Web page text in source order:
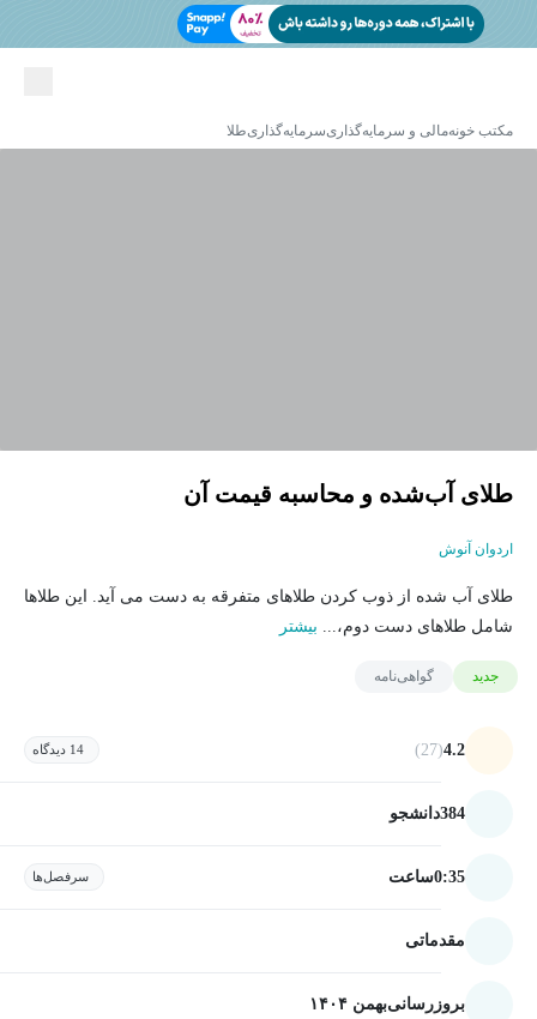
مکتب خونهمالی و سرمایه‌گذاریسرمایه‌گذاریطلا
طلای آب‌شده و محاسبه قیمت آن
اردوان آنوش
طلای آب شده از ذوب کردن طلاهای متفرقه به دست می آید. این طلاها
شامل طلاهای دست دوم،... بیشتر
جدید گواهی‌نامه
4.2
(27) 14 دیدگاه
384دانشجو
0:35ساعت سرفصل‌ها
مقدماتی
بروزرسانیبهمن ۱۴۰۴